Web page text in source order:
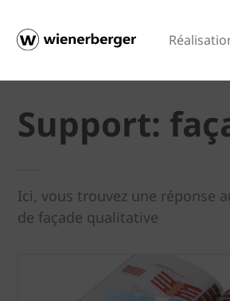
Support:
Ici, vous trouvez une réponse
de façade qualitative